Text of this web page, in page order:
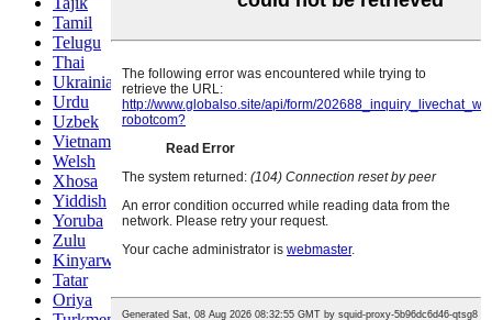
Tamil
Telugu
Thai
Ukrainian
Urdu
Uzbek
Vietnamese
Welsh
Xhosa
Yiddish
Yoruba
Zulu
Kinyarwanda
Tatar
Oriya